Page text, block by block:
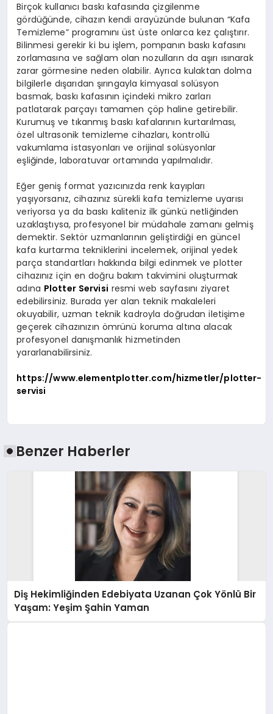
Birçok kullanıcı baskı kafasında çizgilenme
gördüğünde, cihazın kendi arayüzünde bulunan “Kafa
Temizleme” programını üst üste onlarca kez çalıştırır.
Bilinmesi gerekir ki bu işlem, pompanın baskı kafasını
zorlamasına ve sağlam olan nozulların da aşırı ısınarak
zarar görmesine neden olabilir. Ayrıca kulaktan dolma
bilgilerle dışarıdan şırıngayla kimyasal solüsyon
basmak, baskı kafasının içindeki mikro zarları
patlatarak parçayı tamamen çöp haline getirebilir.
Kurumuş ve tıkanmış baskı kafalarının kurtarılması,
özel ultrasonik temizleme cihazları, kontrollü
vakumlama istasyonları ve orijinal solüsyonlar
eşliğinde, laboratuvar ortamında yapılmalıdır.
Eğer geniş format yazıcınızda renk kayıpları
yaşıyorsanız, cihazınız sürekli kafa temizleme uyarısı
veriyorsa ya da baskı kaliteniz ilk günkü netliğinden
uzaklaştıysa, profesyonel bir müdahale zamanı gelmiş
demektir. Sektör uzmanlarının geliştirdiği en güncel
kafa kurtarma tekniklerini incelemek, orijinal yedek
parça standartları hakkında bilgi edinmek ve plotter
cihazınız için en doğru bakım takvimini oluşturmak
adına Plotter Servisi resmi web sayfasını ziyaret
edebilirsiniz. Burada yer alan teknik makaleleri
okuyabilir, uzman teknik kadroyla doğrudan iletişime
geçerek cihazınızın ömrünü koruma altına alacak
profesyonel danışmanlık hizmetinden
yararlanabilirsiniz.
https://www.elementplotter.com/hizmetler/plotter-
servisi
Benzer Haberler
Diş Hekimliğinden Edebiyata Uzanan Çok Yönlü Bir
Yaşam: Yeşim Şahin Yaman